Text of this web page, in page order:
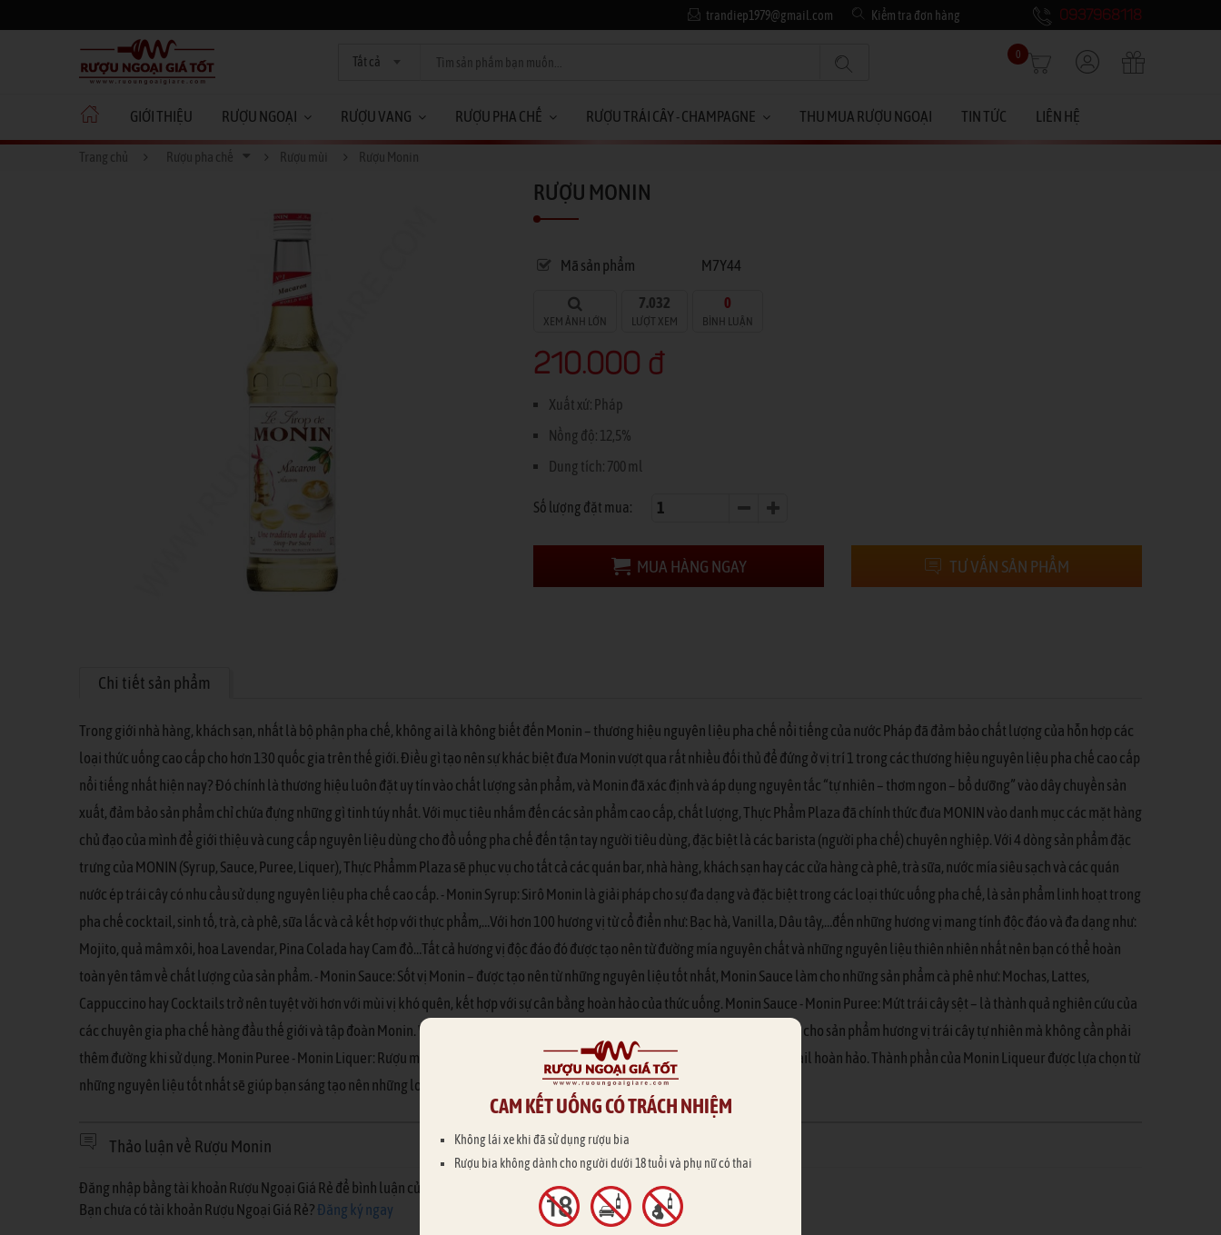
trandiep1979@gmail.com Kiểm tra đơn hàng 0937968118
Tất cả 0
GIỚI THIỆU RƯỢU NGOẠI RƯỢU VANG RƯỢU PHA CHẾ RƯỢU TRÁI CÂY - CHAMPAGNE THU MUA RƯỢU NGOẠI TIN TỨC LIÊN HỆ
Trang chủ Rượu pha chế Rượu mùi Rượu Monin
RƯỢU MONIN
Mã sản phẩm M7Y44
XEM ẢNH LỚN
7.032
LƯỢT XEM
0
BÌNH LUẬN
210.000 đ
Xuất xứ: Pháp
Nồng độ: 12,5%
Dung tích: 700 ml
Số lượng đặt mua:
MUA HÀNG NGAY TƯ VẤN SẢN PHẨM
Chi tiết sản phẩm
Trong giới nhà hàng, khách sạn, nhất là bộ phận pha chế, không ai là không biết đến Monin – thương hiệu nguyên liệu pha chế nổi tiếng của nước Pháp đã đảm bảo chất lượng của hỗn hợp các
loại thức uống cao cấp cho hơn 130 quốc gia trên thế giới. Điều gì tạo nên sự khác biệt đưa Monin vượt qua rất nhiều đối thủ để đứng ở vị trí 1 trong các thương hiệu nguyên liệu pha chế cao cấp
nổi tiếng nhất hiện nay? Đó chính là thương hiệu luôn đặt uy tín vào chất lượng sản phẩm, và Monin đã xác định và áp dụng nguyên tắc “tự nhiên – thơm ngon – bổ dưỡng” vào dây chuyền sản
xuất, đảm bảo sản phẩm chỉ chứa đựng những gì tinh túy nhất. Với mục tiêu nhắm đến các sản phẩm cao cấp, chất lượng, Thực Phẩm Plaza đã chính thức đưa MONIN vào danh mục các mặt hàng
chủ đạo của mình để giới thiệu và cung cấp nguyên liệu dùng cho đồ uống pha chế đến tận tay người tiêu dùng, đặc biệt là các barista (người pha chế) chuyên nghiệp. Với 4 dòng sản phẩm đặc
trưng của MONIN (Syrup, Sauce, Puree, Liquer), Thực Phẩmm Plaza sẽ phục vụ cho tất cả các quán bar, nhà hàng, khách sạn hay các cửa hàng cà phê, trà sữa, nước mía siêu sạch và các quán
nước ép trái cây có nhu cầu sử dụng nguyên liệu pha chế cao cấp. - Monin Syrup: Sirô Monin là giải pháp cho sự đa dạng và đặc biệt trong các loại thức uống pha chế, là sản phẩm linh hoạt trong
pha chế cocktail, sinh tố, trà, cà phê, sữa lắc và cả kết hợp với thực phẩm,…Với hơn 100 hương vị từ cổ điển như: Bạc hà, Vanilla, Dâu tây,…đến những hương vị mang tính độc đáo và đa dạng như:
Mojito, quả mâm xôi, hoa Lavendar, Pina Colada hay Cam đỏ…Tất cả hương vị độc đáo đó được tạo nên từ đường mía nguyên chất và những nguyên liệu thiên nhiên nhất nên bạn có thể hoàn
toàn yên tâm về chất lượng của sản phẩm. - Monin Sauce: Sốt vị Monin – được tạo nên từ những nguyên liệu tốt nhất, Monin Sauce làm cho những sản phẩm cà phê như: Mochas, Lattes,
Cappuccino hay Cocktails trở nên tuyệt vời hơn với mùi vị khó quên, kết hợp với sự cân bằng hoàn hảo của thức uống. Monin Sauce - Monin Puree: Mứt trái cây sệt – là thành quả nghiên cứu của
các chuyên gia pha chế hàng đầu thế giới và tập đoàn Monin. Với thành phần hỗn hợp trong đó trái cây tươi chiếm hơn 50% đem lại cho sản phẩm hương vị trái cây tự nhiên mà không cần phải
thêm đường khi sử dụng. Monin Puree - Monin Liquer: Rượu mùi Monin – nguyên liệu không thể thiếu để làm lên những loại Cocktail hoàn hảo. Thành phần của Monin Liqueur được lựa chọn từ
những nguyên liệu tốt nhất sẽ giúp bạn sáng tạo nên những loại cocktail của riêng bạn.
Thảo luận về Rượu Monin
Đăng nhập bằng tài khoản Rượu Ngoại Giá Rẻ để bình luận của bạn được duyệt & trả lời nhanh hơn
Bạn chưa có tài khoản Rượu Ngoại Giá Rẻ?Đăng ký ngay
CAM KẾT UỐNG CÓ TRÁCH NHIỆM
Không lái xe khi đã sử dụng rượu bia
Rượu bia không dành cho người dưới 18 tuổi và phụ nữ có thai